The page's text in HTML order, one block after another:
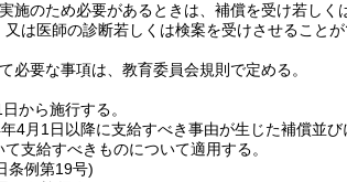
施のため必要があるときは、補償を受け若し
は医師の診断若しくは検案を受けさせることが
必要な事項は、教育委員会規則で定める。
から施行する。
4月1日以降に支給すべき事由が生じた補償並
支給すべきものについて適用する。
条例第19号)